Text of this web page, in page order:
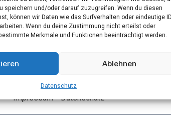
speichern und/oder darauf zuzugreifen. Wenn du diesen
können wir Daten wie das Surfverhalten oder eindeutige
Wenn du deine Zustimmung nicht erteilst oder
Merkmale und Funktionen beeinträchtigt werden.
Ablehnen
Datenschutz
Impressum Datenschutz